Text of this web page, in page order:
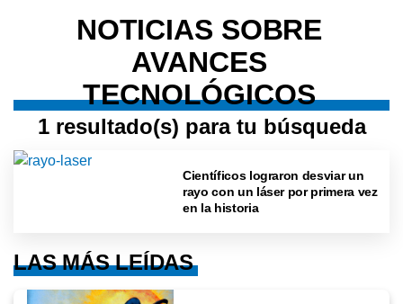
NOTICIAS SOBRE
AVANCES
TECNOLÓGICOS
1 resultado(s) para tu búsqueda
Científicos lograron desviar un
rayo con un láser por primera vez
en la historia
LAS MÁS LEÍDAS